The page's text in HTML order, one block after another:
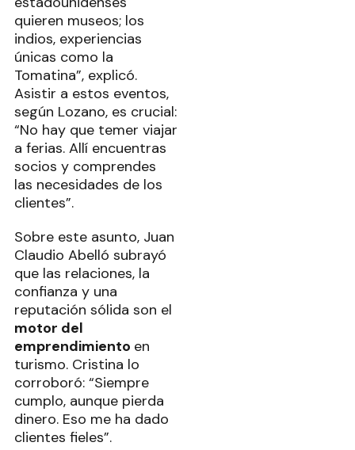
quieren museos; los
indios, experiencias
únicas como la
Tomatina”, explicó.
Asistir a estos eventos,
según Lozano, es crucial:
“No hay que temer viajar
a ferias. Allí encuentras
socios y comprendes
las necesidades de los
clientes”.
Sobre este asunto, Juan
Claudio Abelló subrayó
que las relaciones, la
confianza y una
reputación sólida son el
motor del
emprendimiento en
turismo. Cristina lo
corroboró: “Siempre
cumplo, aunque pierda
dinero. Eso me ha dado
clientes fieles”.